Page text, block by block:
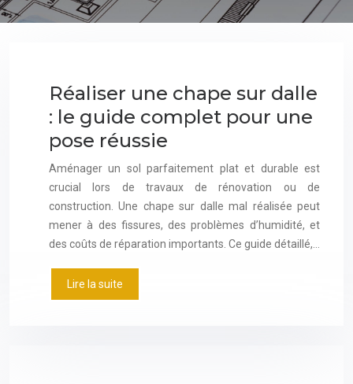
Réaliser une chape sur dalle
: le guide complet pour une
pose réussie
Aménager un sol parfaitement plat et durable est
crucial lors de travaux de rénovation ou de
construction. Une chape sur dalle mal réalisée peut
mener à des fissures, des problèmes d’humidité, et
des coûts de réparation importants. Ce guide détaillé,…
Lire la suite